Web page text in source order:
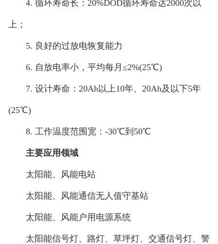
4. 循环寿命长：20%DOD循环寿命达2000次以
上；
5. 良好的过放电恢复能力
6. 自放电率小，平均每月≤2%(25℃)
7. 设计寿命：20Ah以上10年、20Ah及以下5年
(25℃)
8. 工作温度范围宽：-30℃到50℃
主要应用领域
太阳能、风能电站
太阳能、风能通信无人值守基站
太阳能、风能户用电源系统
太阳能信号灯、路灯、草坪灯、交通信号灯、警